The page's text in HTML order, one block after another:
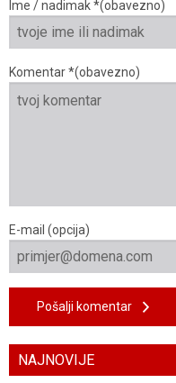
Ime / nadimak *(obavezno)
Komentar *(obavezno)
E-mail (opcija)
Pošalji komentar
NAJNOVIJE